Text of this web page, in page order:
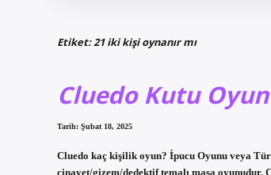
Etiket:21 iki kişi oynanır mı
Cluedo Kutu
Tarih: Şubat 18, 2025
Cluedo kaç kişilik oyun? İpucu Oyunu veya
cinayet/gizem/dedektif temalı masa oyunudur.